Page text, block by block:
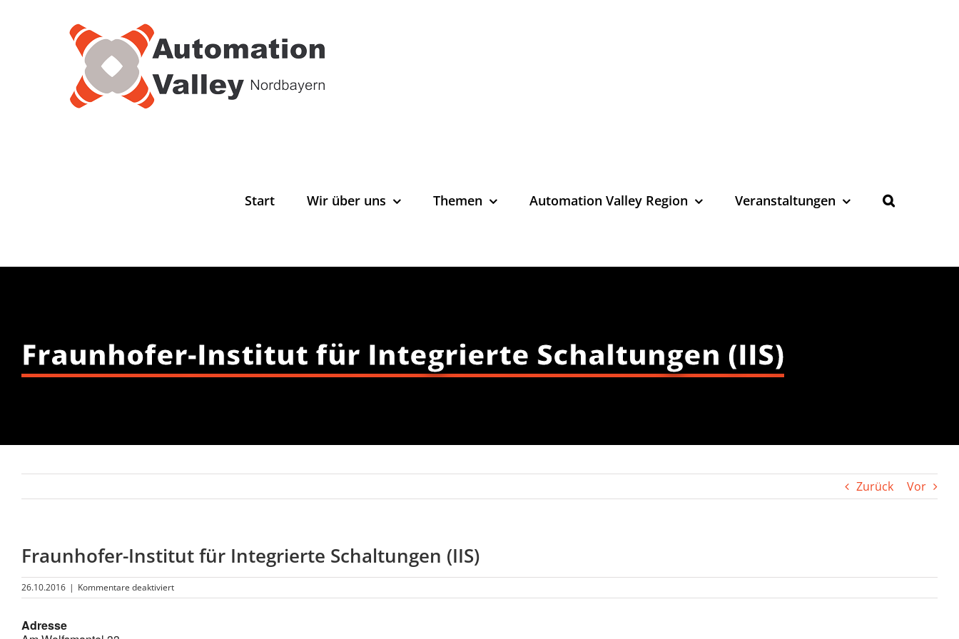
Start Wir über uns Themen Automation Valley Region Veranstaltungen
Fraunhofer-Institut für Integrierte Schaltungen (IIS)
Zurück Vor
Fraunhofer-Institut für Integrierte Schaltungen (IIS)
26.10.2016 | Kommentare deaktiviertfür
Fraunhofer-
Adresse